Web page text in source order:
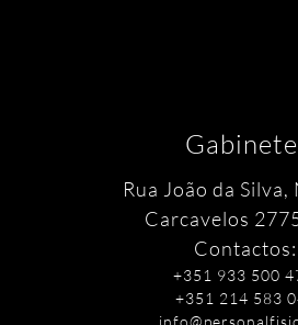
Rua João da Silva,
Carcavelos
Contactos:
+351 933 500
+351 214 583